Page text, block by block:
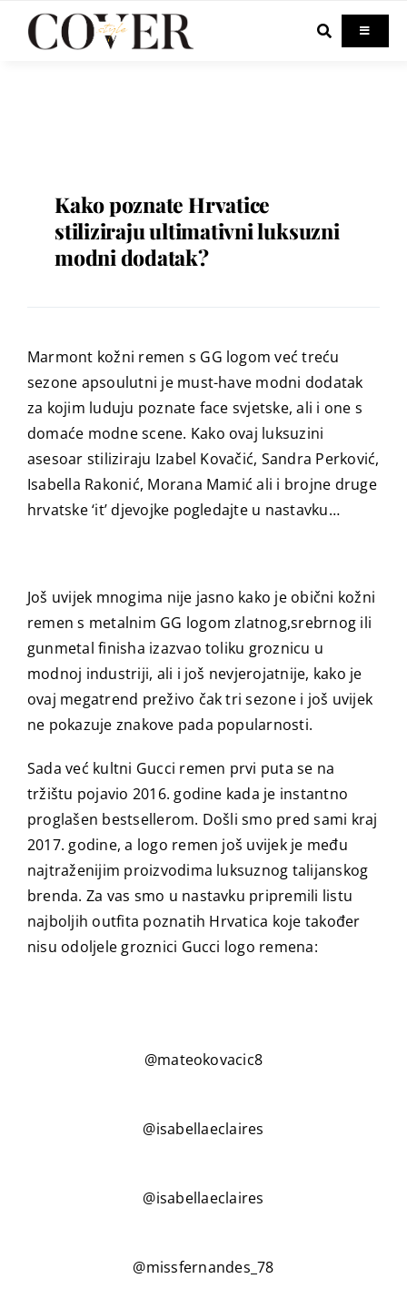
Toggle
Fashion
Out & About
Kako poznate Hrvatice
stiliziraju ultimativni luksuzni
modni dodatak?
Marmont kožni remen s GG logom već treću
sezone apsoulutni je must-have modni dodatak
za kojim luduju poznate face svjetske, ali i one s
domaće modne scene. Kako ovaj luksuzini
asesoar stiliziraju Izabel Kovačić, Sandra Perković,
Isabella Rakonić, Morana Mamić ali i brojne druge
hrvatske ‘it’ djevojke pogledajte u nastavku…
Još uvijek mnogima nije jasno kako je obični kožni
remen s metalnim GG logom zlatnog,srebrnog ili
gunmetal finisha izazvao toliku groznicu u
modnoj industriji, ali i još nevjerojatnije, kako je
ovaj megatrend preživo čak tri sezone i još uvijek
ne pokazuje znakove pada popularnosti.
Sada već kultni Gucci remen prvi puta se na
tržištu pojavio 2016. godine kada je instantno
proglašen bestsellerom. Došli smo pred sami kraj
2017. godine, a logo remen još uvijek je među
najtraženijim proizvodima luksuznog talijanskog
brenda. Za vas smo u nastavku pripremili listu
najboljih outfita poznatih Hrvatica koje također
nisu odoljele groznici Gucci logo remena:
@mateokovacic8
@isabellaeclaires
@isabellaeclaires
@missfernandes_78